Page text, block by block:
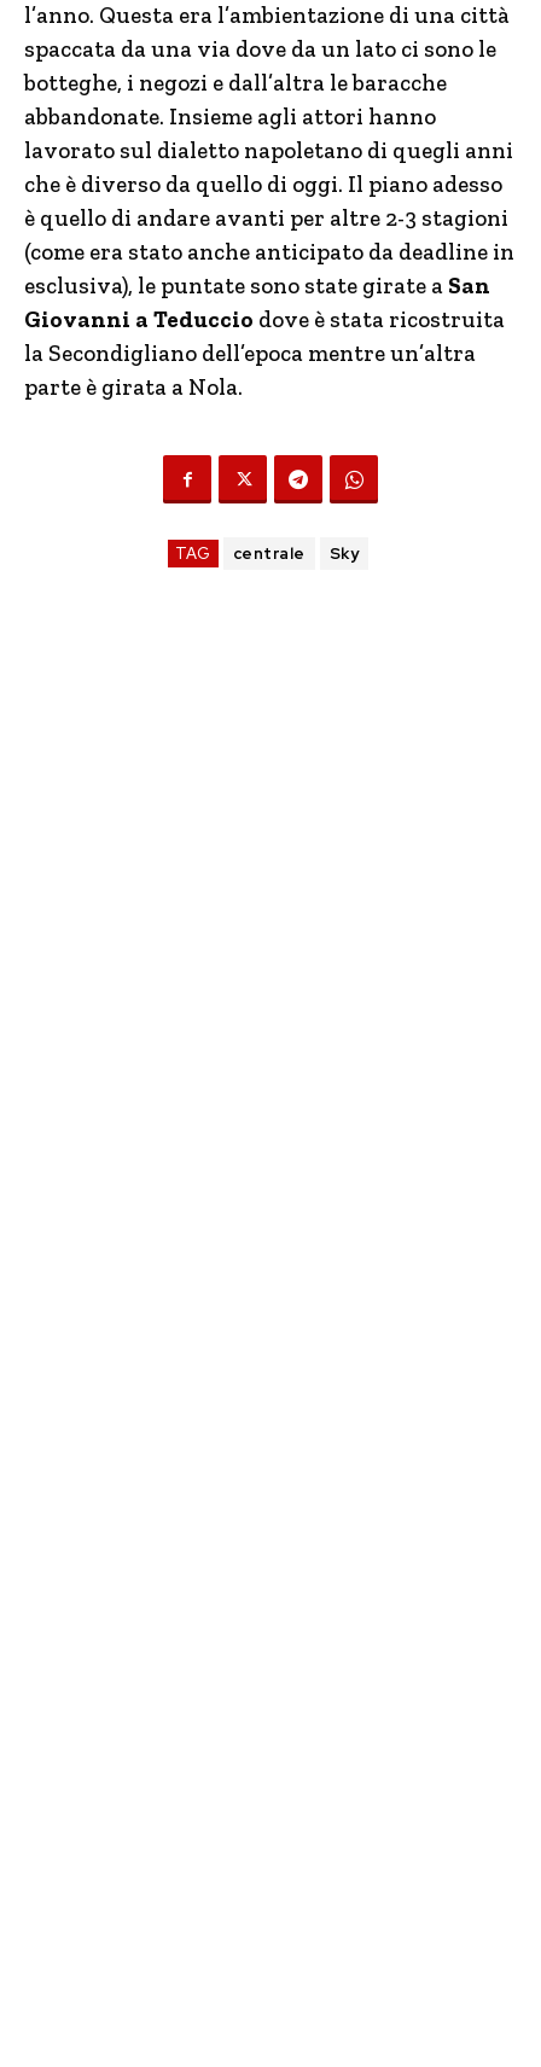
l’anno. Questa era l’ambientazione di una città
spaccata da una via dove da un lato ci sono le
botteghe, i negozi e dall’altra le baracche
abbandonate. Insieme agli attori hanno
lavorato sul dialetto napoletano di quegli anni
che è diverso da quello di oggi. Il piano adesso
è quello di andare avanti per altre 2-3 stagioni
(come era stato anche anticipato da deadline in
esclusiva), le puntate sono state girate a San
Giovanni a Teduccio dove è stata ricostruita
la Secondigliano dell’epoca mentre un’altra
parte è girata a Nola.
TAG centrale Sky